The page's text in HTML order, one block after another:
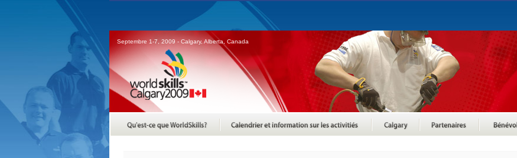
Septembre 1-7, 2009 - Calgary, Alberta, Canada